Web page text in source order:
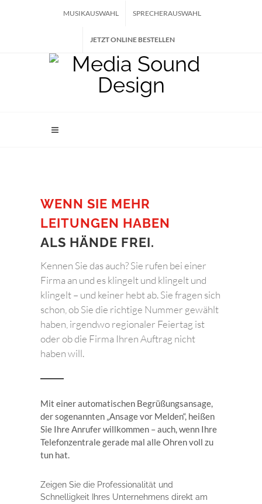
MUSIKAUSWAHL SPRECHERAUSWAHL
JETZT ONLINE BESTELLEN
WENN SIE MEHR
LEITUNGEN HABEN
ALS HÄNDE FREI.
Kennen Sie das auch? Sie rufen bei einer
Firma an und es klingelt und klingelt und
klingelt – und keiner hebt ab. Sie fragen sich
schon, ob Sie die richtige Nummer gewählt
haben, irgendwo regionaler Feiertag ist
oder ob die Firma Ihren Auftrag nicht
haben will.
Mit einer automatischen Begrüßungsansage,
der sogenannten „Ansage vor Melden“, heißen
Sie Ihre Anrufer willkommen – auch, wenn Ihre
Telefonzentrale gerade mal alle Ohren voll zu
tun hat.
Zeigen Sie die Professionalität und
Schnelligkeit Ihres Unternehmens direkt am